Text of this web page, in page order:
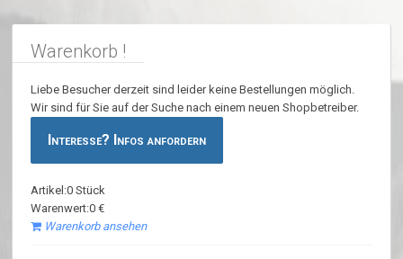
Warenkorb !
Liebe Besucher derzeit sind leider keine Bestellungen möglich.
Wir sind für Sie auf der Suche nach einem neuen Shopbetreiber.
Interesse? Infos anfordern
Artikel:0 Stück
Warenwert:0 €
Warenkorb ansehen